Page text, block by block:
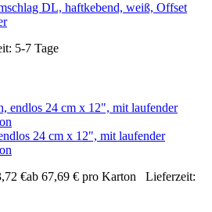
DL, haftkebend, weiß, Offset
5-7 Tage
24 cm x 12", mit laufender
€ab 67,69 € pro Karton
Lieferzeit: